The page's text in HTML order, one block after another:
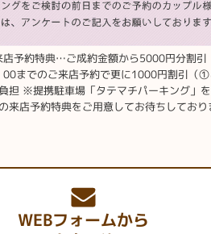
予約特典…ご成約金額から5000円分割引
までのご来店予約で更に1000円割引（①
※提携駐車場「タテマチパーキング」を
来店予約特典をご用意してお待ちしており
WEBフォームから